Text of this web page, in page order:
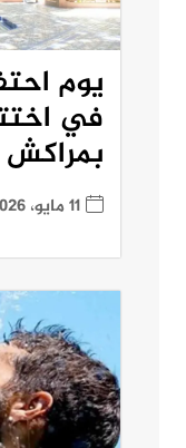
يوم
في
بمراكش
11 مايو، 2026